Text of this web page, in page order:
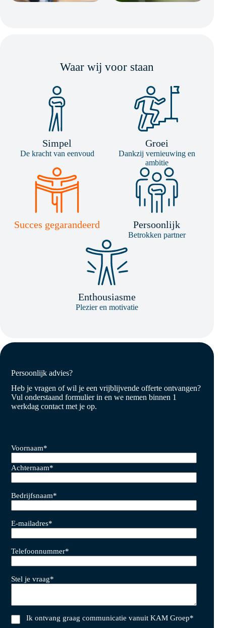
Waar wij voor staan
Simpel
De kracht van eenvoud
Groei
Dankzij vernieuwing en
ambitie
Succes gegarandeerd Persoonlijk
Betrokken partner
Enthousiasme
Plezier en motivatie
Persoonlijk advies?
Heb je vragen of wil je een vrijblijvende offerte ontvangen?
Vul onderstaand formulier in en we nemen binnen 1
werkdag contact met je op.
Voornaam*
Achternaam*
Bedrijfsnaam*
E-mailadres*
Telefoonnummer*
Stel je vraag*
Ik ontvang graag communicatie vanuit KAM Groep*